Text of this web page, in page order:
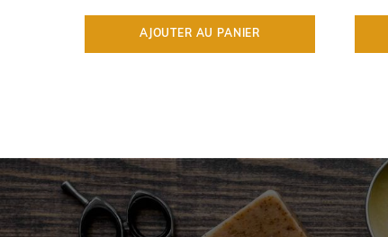
AJOUTER AU PANIER